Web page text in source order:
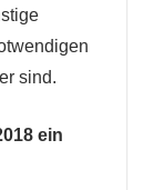
sind.
ein